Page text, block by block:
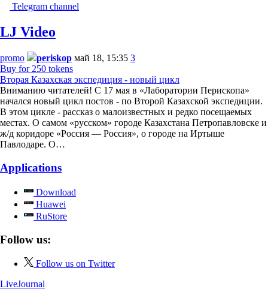
Telegram channel
LJ Video
promo periskop май 18, 15:35 3
Buy for 250 tokens
Вторая Казахская экспедиция - новый цикл
Вниманию читателей! С 17 мая в «Лаборатории Перископа»
начался новый цикл постов - по Второй Казахской экспедиции.
В этом цикле - рассказ о малоизвестных и редко посещаемых
местах. О самом «русском» городе Казахстана Петропавловске и
ж/д коридоре «Россия — Россия», о городе на Иртыше
Павлодаре. О…
Applications
Download
Huawei
RuStore
Follow us:
Follow us on Twitter
LiveJournal